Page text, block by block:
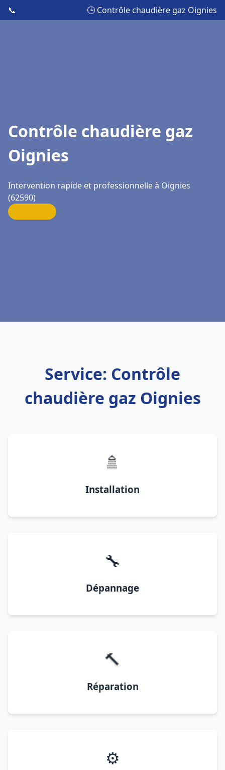
📞 🕒 Contrôle chaudière gaz Oignies
Contrôle chaudière gaz
Oignies
Intervention rapide et professionnelle à Oignies
(62590)
Service: Contrôle
chaudière gaz Oignies
🚿
Installation
🔧
Dépannage
🔨
Réparation
⚙️